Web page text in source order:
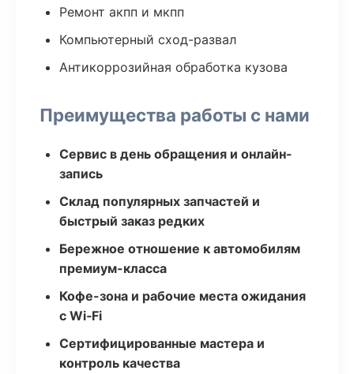
Ремонт акпп и мкпп
Компьютерный сход-развал
Антикоррозийная обработка кузова
Преимущества работы с нами
Сервис в день обращения и онлайн-
запись
Склад популярных запчастей и
быстрый заказ редких
Бережное отношение к автомобилям
премиум-класса
Кофе-зона и рабочие места ожидания
с Wi‑Fi
Сертифицированные мастера и
контроль качества